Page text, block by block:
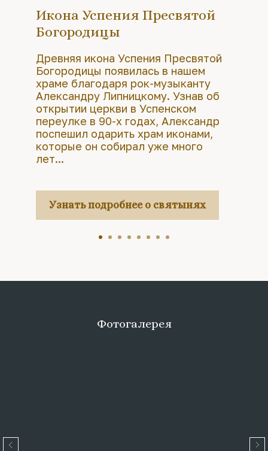
Икона Успения Пресвятой
Богородицы
Древняя икона Успения Пресвятой
Богородицы появилась в нашем
храме благодаря рок-музыканту
Александру Липницкому. Узнав об
открытии церкви в Успенском
переулке в 90-х годах, Александр
поспешил одарить храм иконами,
которые он собирал уже много
лет...
Узнать подробнее о святынях
Фотогалерея